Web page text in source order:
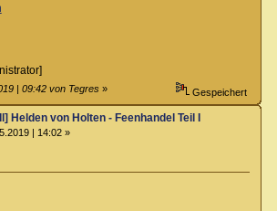
| 09:42 von Tegres » Gespeichert
Helden von Holten - Feenhandel Teil I
| 14:02 »